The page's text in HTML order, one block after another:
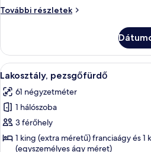
További részletek
Executive
A
következő
szoba
összes
képének
megtekintése:
8
Lakosztály, pezsgőfürdő
61 négyzetméter
1 hálószoba
3 férőhely
1 king (extra méretű) franciaágy és 1
(egyszemélyes ágy méret)